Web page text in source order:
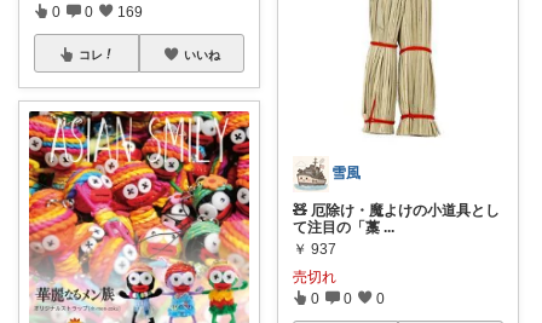
0 0 169
コレ いいね
雪風
🧸 厄除け・魔よけの小道具とし
て注目の「藁 ...
￥ 937
売切れ
0 0 0